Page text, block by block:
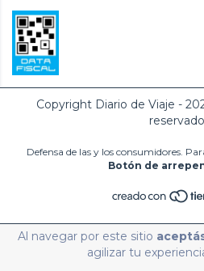
Al navegar por este sitio
agilizar tu
Copyright Diario de Viaje -
Defensa de las y los consumidores.
Botón de